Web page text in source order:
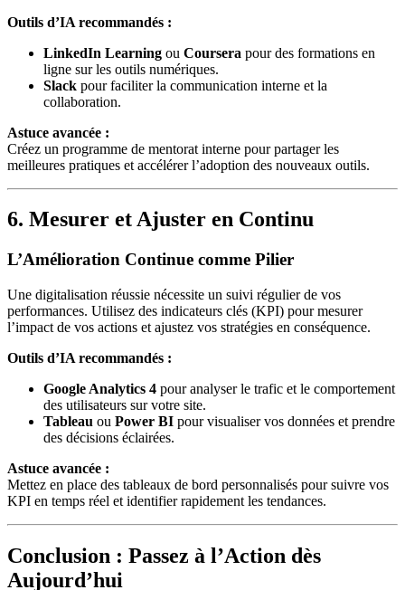
Outils d’IA recommandés :
LinkedIn Learning ou Coursera pour des formations en
ligne sur les outils numériques.
Slack pour faciliter la communication interne et la
collaboration.
Astuce avancée :
Créez un programme de mentorat interne pour partager les
meilleures pratiques et accélérer l’adoption des nouveaux outils.
6. Mesurer et Ajuster en Continu
L’Amélioration Continue comme Pilier
Une digitalisation réussie nécessite un suivi régulier de vos
performances. Utilisez des indicateurs clés (KPI) pour mesurer
l’impact de vos actions et ajustez vos stratégies en conséquence.
Outils d’IA recommandés :
Google Analytics 4 pour analyser le trafic et le comportement
des utilisateurs sur votre site.
Tableau ou Power BI pour visualiser vos données et prendre
des décisions éclairées.
Astuce avancée :
Mettez en place des tableaux de bord personnalisés pour suivre vos
KPI en temps réel et identifier rapidement les tendances.
Conclusion : Passez à l’Action dès
Aujourd’hui